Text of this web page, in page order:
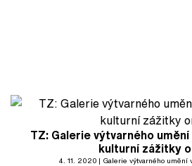
TZ: Galerie výtvarného
kulturní zážitky
4. 11. 2020 Galerie výtvarného umění